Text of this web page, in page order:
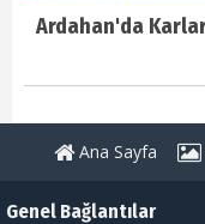
Ardahan'da
Ana Sayfa
Genel Bağlantılar